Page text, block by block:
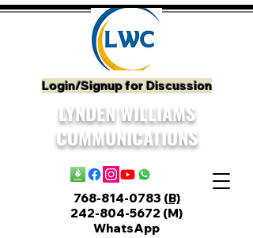
Login/Signup for Discussion
LYNDEN WILLIAMS
COMMUNICATIONS
768-814-0783 (B)
242-804-5672 (M)
WhatsApp